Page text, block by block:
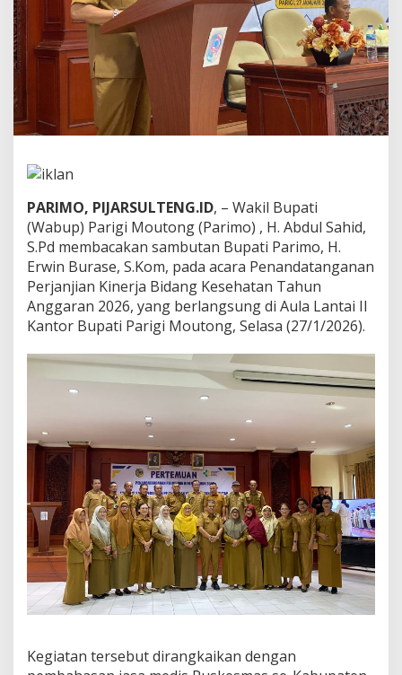
r
e
m
a
r
i
m
o
d
a
n
P
e
r
a
g
k
a
t
K
e
s
e
h
a
n
l
PARIMO, PIJARSULTENG.ID, – Wakil Bupati
(Wabup) Parigi Moutong (Parimo) , H. Abdul Sahid,
S.Pd membacakan sambutan Bupati Parimo, H.
Erwin Burase, S.Kom, pada acara Penandatanganan
Perjanjian Kinerja Bidang Kesehatan Tahun
Anggaran 2026, yang berlangsung di Aula Lantai II
Kantor Bupati Parigi Moutong, Selasa (27/1/2026).
Kegiatan tersebut dirangkaikan dengan